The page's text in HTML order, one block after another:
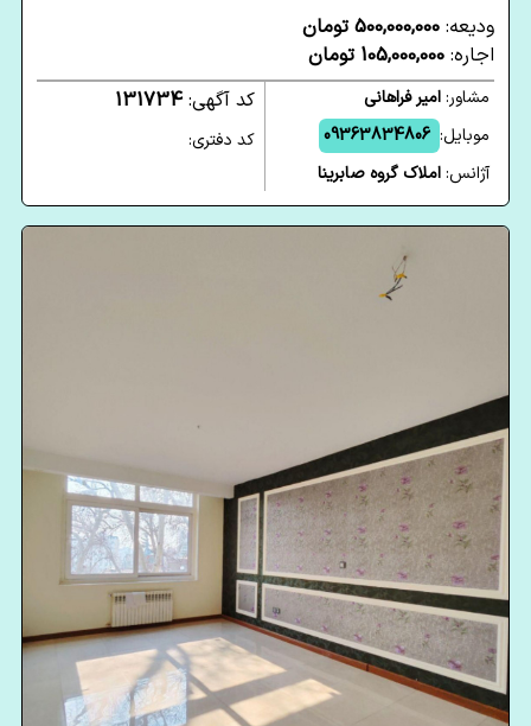
ودیعه: 500,000,000 تومان
اجاره: 105,000,000 تومان
مشاور:امیر فراهانی
موبایل: 09363834806
آژانس:املاک گروه صابرینا
کد آگهی: 131734
کد دفتری: